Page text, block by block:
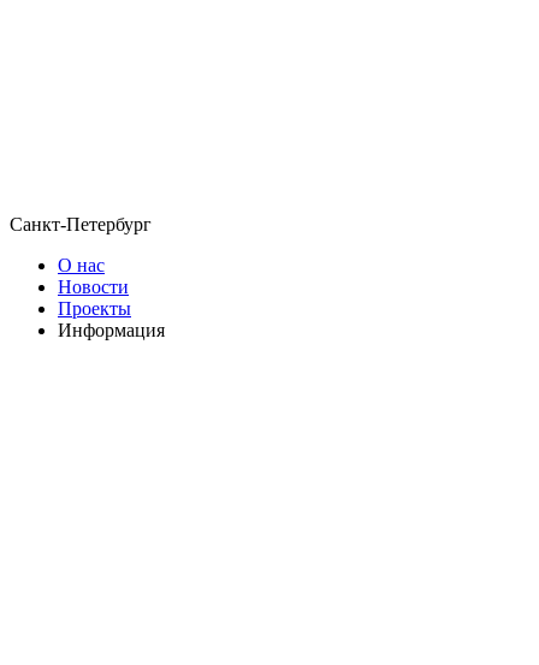
Санкт-Петербург
О нас
Новости
Проекты
Информация